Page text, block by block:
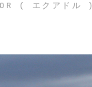
( エクアドル )